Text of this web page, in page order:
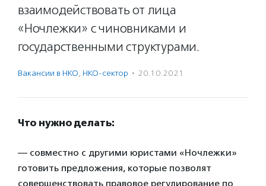
взаимодействовать от лица
«Ночлежки» с чиновниками и
государственными структурами.
Вакансии в НКО, НКО-сектор · 20.10.2021
Что нужно делать:
— совместно с другими юристами «Ночлежки»
готовить предложения, которые позволят
совершенствовать правовое регулирование по